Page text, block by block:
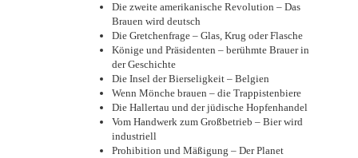
Die zweite amerikanische Revolution – Das
Brauen wird deutsch
Die Gretchenfrage – Glas, Krug oder Flasche
Könige und Präsidenten – berühmte Brauer in
der Geschichte
Die Insel der Bierseligkeit – Belgien
Wenn Mönche brauen – die Trappistenbiere
Die Hallertau und der jüdische Hopfenhandel
Vom Handwerk zum Großbetrieb – Bier wird
industriell
Prohibition und Mäßigung – Der Planet